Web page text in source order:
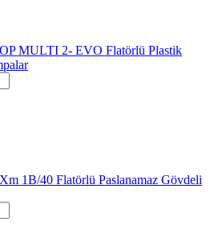
MULTI 2- EVO Flatörlü Plastik
1B/40 Flatörlü Paslanamaz Gövdeli